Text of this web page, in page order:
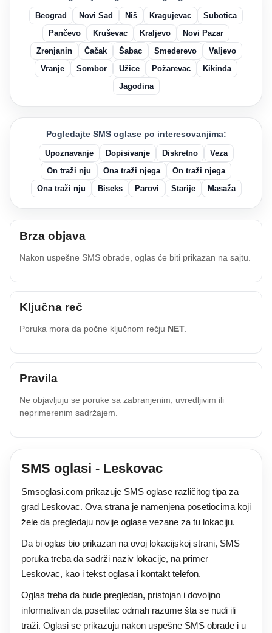
Beograd Novi Sad Niš Kragujevac
Subotica
Pančevo
Kruševac Kraljevo
Novi Pazar
Zrenjanin
Čačak Šabac Smederevo
Valjevo
Vranje
Sombor Užice Požarevac
Kikinda
Jagodina
Pogledajte SMS oglase po interesovanjima:
Upoznavanje Dopisivanje Diskretno
Veza
On traži nju
Ona traži njega
On traži njega
Ona traži nju
Biseks Parovi Starije Masaža
Brza objava
Nakon uspešne SMS obrade, oglas će biti prikazan na sajtu.
Ključna reč
Poruka mora da počne ključnom rečju NET
Pravila
Ne objavljuju se poruke sa zabranjenim, uvredljivim ili
neprimerenim sadržajem.
SMS oglasi - Leskovac
Smsoglasi.com prikazuje SMS oglase različitog tipa za
grad Leskovac. Ova strana je namenjena posetiocima koji
žele da pregledaju novije oglase vezane za tu lokaciju.
Da bi oglas bio prikazan na ovoj lokacijskoj strani, SMS
poruka treba da sadrži naziv lokacije, na primer
Leskovac, kao i tekst oglasa i kontakt telefon.
Oglas treba da bude pregledan, pristojan i dovoljno
informativan da posetilac odmah razume šta se nudi ili
traži. Oglasi se prikazuju nakon uspešne SMS obrade i u